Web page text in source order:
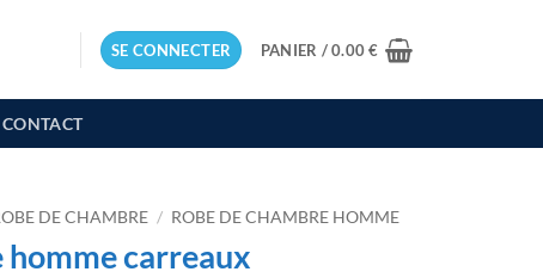
SE CONNECTER PANIER /0.00€
CONTACT
DE CHAMBRE / ROBE DE CHAMBRE HOMME
homme carreaux